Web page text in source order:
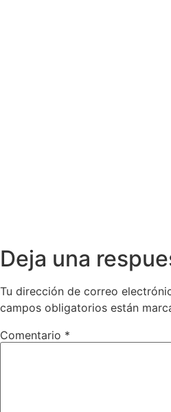
Deja una
Tu dirección de correo
campos obligatorios están
Comentario *